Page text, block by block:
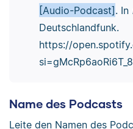
[Audio-Podcast]. In
Deutschlandfunk.
https://
Name des Podcasts
Leite den Namen des